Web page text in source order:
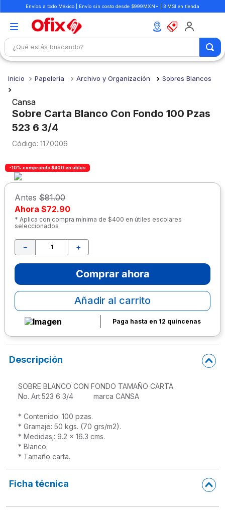
Envíos a todo México | Envío sin costo desde $999MXN* | 3 MSI en tienda
¿Qué estás buscando?
Papelería Archivo y Organización Sobres Blancos
Cansa
Sobre Carta Blanco Con Fondo 100 Pzas
523 6 3/4
: 1170006
-10% comprando $400 en útiles
Antes $81.00
Ahora $72.90
* Aplica con compra mínima de $400 en útiles escolares
seleccionados
＋
－
Comprar ahora
Añadir al carrito
Paga hasta en 12 quincenas
Descripción
SOBRE BLANCO CON FONDO TAMAÑO CARTA
No. Art.523 6 3/4          marca CANSA
* Contenido: 100 pzas.
* Gramaje: 50 kgs. (70 grs/m2).
* Medidas;: 9.2 x 16.3 cms.
* Blanco.
* Tamaño carta.
Ficha técnica
1.
mochilas
2.
libretas
3.
cuaderno
cuadernos
6.
boligrafo
8.
sacapuntas
9.
lapiz
10. escolar